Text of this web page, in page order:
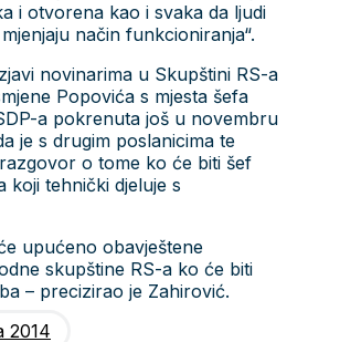
i otvorena kao i svaka da ljudi
način funkcioniranja“.
novinarima u Skupštini RS-a
Popovića s mjesta šefa
a pokrenuta još u novembru
je s drugim poslanicima te
o tome ko će biti šef
koji tehnički djeluje s
upućeno obavještene
skupštine RS-a ko će biti
– precizirao je Zahirović.
2014